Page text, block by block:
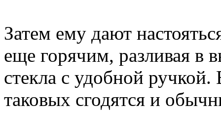
Затем ему дают
еще горячим, разливая в
стекла с удобной
таковых сгодятся и